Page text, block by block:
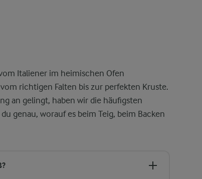
Italiener im heimischen Ofen
richtigen Falten bis zur perfekten Kruste.
an gelingt, haben wir die häufigsten
genau, worauf es beim Teig, beim Backen